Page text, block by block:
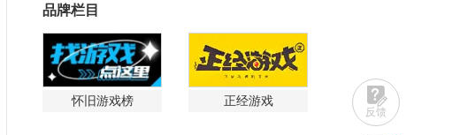
品牌栏目
怀旧游戏榜 正经游戏
反馈